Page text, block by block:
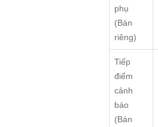
phụ
(Bán
riêng)
Tiếp
điểm
cảnh
báo
(Bán